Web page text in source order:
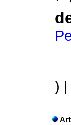
) |